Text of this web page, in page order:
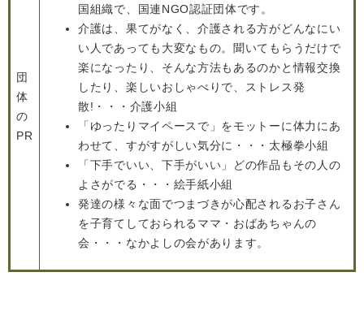
団
体
の
PR
国組織で、国連NGO認証団体です。
介護は、果てがなく、介護される方がどんなにい
い人であっても大変なもの。聞いてもらうだけで
楽になったり、そんな方法もあるのかと情報交換
したり、楽しいおしゃべりで、ストレス発
散!・・・介護小組
「ゆったりマイペースで」をモットーに体力にあ
わせて、すがすがしい気分に・・・太極拳小組
「下手でいい、下手がいい」どの作品もその人の
よさがでる・・・絵手紙小組
発達の様々な面でつまづきが心配されるお子さん
を子育てしておられるママ・おばあちゃんの
会・・・なかよしの会があります。